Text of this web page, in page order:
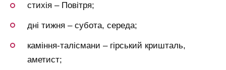
стихія – Повітря;
дні тижня – субота, середа;
каміння-талісмани – гірський кришталь,
аметист;